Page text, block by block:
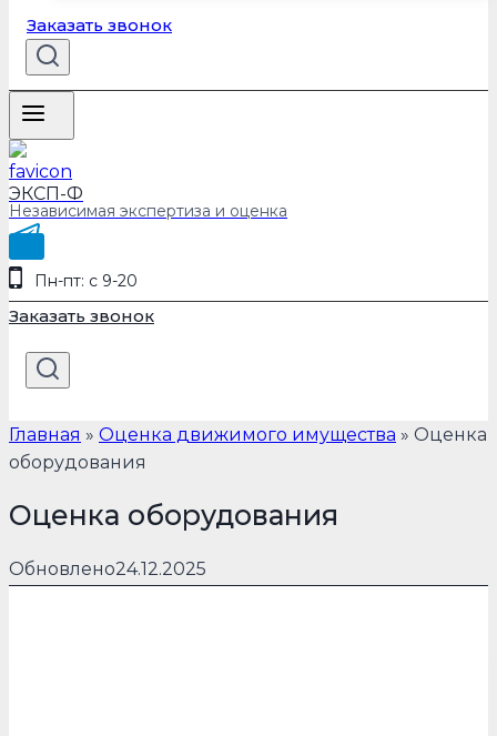
Заказать звонок
ЭКСП-Ф
Независимая экспертиза и оценка
Пн-пт: с 9-20
Заказать звонок
Главная » Оценка движимого имущества » Оценка
оборудования
Оценка оборудования
Обновлено24.12.2025